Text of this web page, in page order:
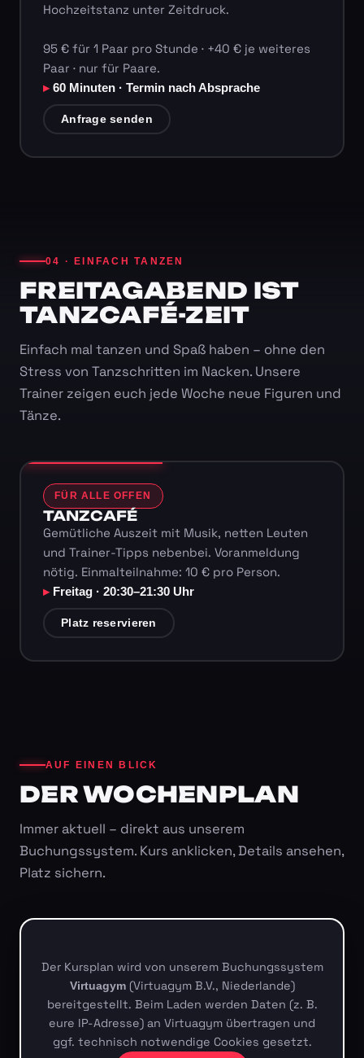
Hochzeitstanz unter Zeitdruck.
95 € für 1 Paar pro Stunde · +40 € je weiteres
Paar · nur für Paare.
60 Minuten · Termin nach Absprache
Anfrage senden
04 · EINFACH TANZEN
FREITAGABEND IST
TANZCAFÉ-ZEIT
Einfach mal tanzen und Spaß haben – ohne den
Stress von Tanzschritten im Nacken. Unsere
Trainer zeigen euch jede Woche neue Figuren und
Tänze.
FÜR ALLE OFFEN
TANZCAFÉ
Gemütliche Auszeit mit Musik, netten Leuten
und Trainer-Tipps nebenbei. Voranmeldung
nötig. Einmalteilnahme: 10 € pro Person.
Freitag · 20:30–21:30 Uhr
Platz reservieren
AUF EINEN BLICK
DER WOCHENPLAN
Immer aktuell – direkt aus unserem
Buchungssystem. Kurs anklicken, Details ansehen,
Platz sichern.
Der Kursplan wird von unserem Buchungssystem
Virtuagym(Virtuagym B.V., Niederlande)
bereitgestellt. Beim Laden werden Daten (z. B.
eure IP-Adresse) an Virtuagym übertragen und
ggf. technisch notwendige Cookies gesetzt.